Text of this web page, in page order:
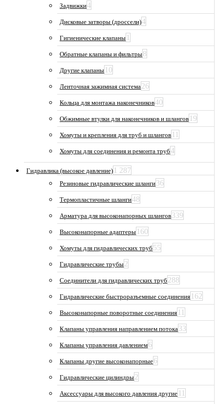
Задвижки4
Дисковые затворы (дроссели)4
Гигиенические клапаны 1
Обратные клапаны и фильтры8
Другие клапаны 10
Ленточная зажимная система 26
Кольца для монтажа наконечников40
Обжимные втулки для наконечников и шлангов 19
Хомуты и крепления для труб и шлангов 11
Хомуты для соединения и ремонта труб4
Гидравлика (высокое давление) 1 287
Резиновые гидравлические шланги36
Термопластичные шланги48
Арматура для высоконапорных шлангов339
Высоконапорные адаптеры 160
Хомуты для гидравлических труб 55
Гидравлические трубы2
Соединители для гидравлических труб 288
Гидравлические быстроразъемные соединения 162
Высоконапорные поворотные соединения 11
Клапаны управления направлением потока 33
Клапаны управления давлением6
Клапаны другие высоконапорные6
Гидравлические цилиндры2
Аксессуары для высокого давления другие 11